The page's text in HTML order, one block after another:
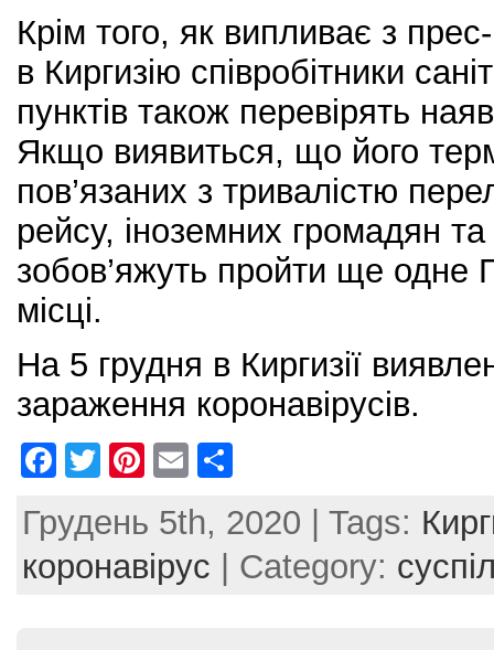
Крім того, як випливає з
в Киргизію співробітники
пунктів також перевірять
Якщо виявиться, що його
пов’язаних з тривалістю
рейсу, іноземних громадян
зобов’яжуть пройти ще одне
місці.
На 5 грудня в Киргизії
зараження коронавірусів.
F
c
e
T
itt
er
Pi
er
e
E
ai
l
ar
e
Грудень 5th, 2020 | Tags:
коронавірус | Category: